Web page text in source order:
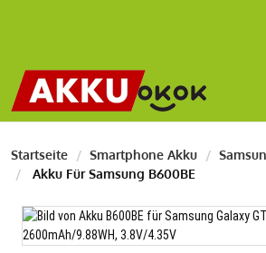
Startseite Smartphone Akku
Akku Für Samsung B600BE